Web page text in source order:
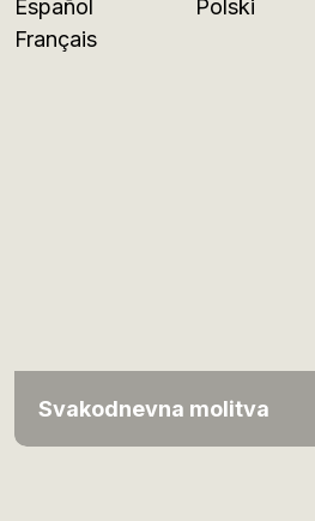
Español
Français
Polski
Svakodnevna molitva